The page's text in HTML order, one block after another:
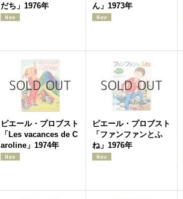
だち」1976年
ん」1973年
ピエール・プロブスト
「Les vacances de C
aroline」1974年
ピエール・プロブスト
「ファンファンとふ
ね」1976年